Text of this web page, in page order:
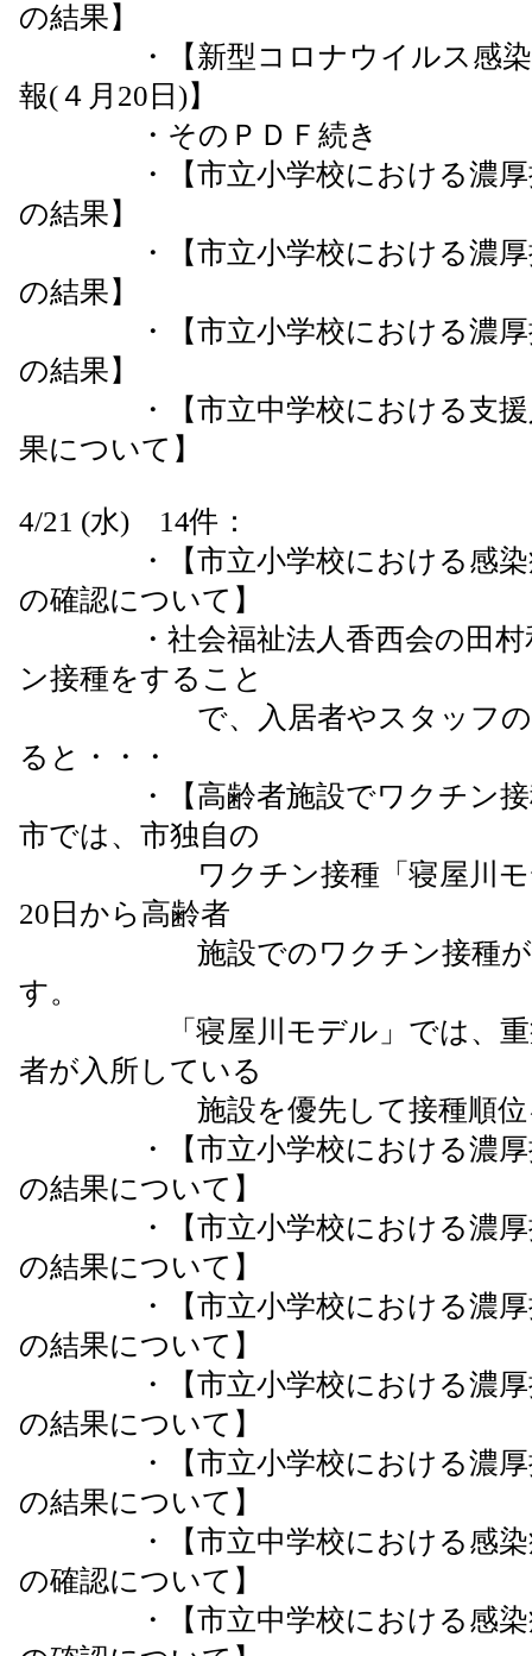
の結果】
・【新型コロナウイルス感染
報(４月20日)】
・そのＰＤＦ続き
・【市立小学校における濃厚接
の結果】
・【市立小学校における濃厚接
の結果】
・【市立小学校における濃厚接
の結果】
・【市立中学校における支援人
果について】
4/21 (水) 14件：
・【市立小学校における感染症
の確認について】
・社会福祉法人香西会の田村和
ン接種をすること
で、入居者やスタッフの精
ると・・・
・【高齢者施設でワクチン接
市では、市独自の
ワクチン接種「寝屋川モデ
20日から高齢者
施設でのワクチン接種がス
す。
「寝屋川モデル」では、重症
者が入所している
施設を優先して接種順位を
・【市立小学校における濃厚接
の結果について】
・【市立小学校における濃厚接
の結果について】
・【市立小学校における濃厚接
の結果について】
・【市立小学校における濃厚接
の結果について】
・【市立小学校における濃厚接
の結果について】
・【市立中学校における感染症
の確認について】
・【市立中学校における感染症